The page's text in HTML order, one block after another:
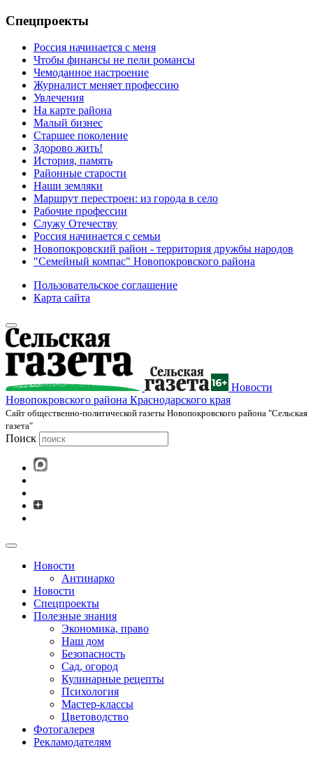
Спецпроекты
Россия начинается с меня
Чтобы финансы не пели романсы
Чемоданное настроение
Журналист меняет профессию
Увлечения
На карте района
Малый бизнес
Старшее поколение
Здорово жить!
История, память
Районные старости
Наши земляки
Маршрут перестроен: из города в село
Рабочие профессии
Служу Отечеству
Россия начинается с семьи
Новопокровский район - территория дружбы народов
"Семейный компас" Новопокровского района
Пользовательское соглашение
Карта сайта
Новости
Новопокровского района Краснодарского края
Cайт общественно-политической газеты Новопокровского района "Сельская
газета"
Поиск
Новости
Антинарко
Новости
Спецпроекты
Полезные знания
Экономика, право
Наш дом
Безопасность
Сад, огород
Кулинарные рецепты
Психология
Мастер-классы
Цветоводство
Фотогалерея
Рекламодателям